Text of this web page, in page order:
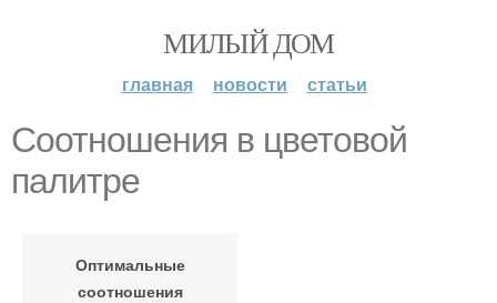
МИЛЫЙ ДОМ
главная новости статьи
Соотношения в цветовой
палитре
Оптимальные
соотношения